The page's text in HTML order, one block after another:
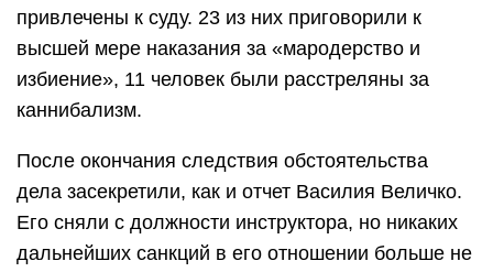
привлечены к суду. 23 из них приговорили к
высшей мере наказания за «мародерство и
избиение», 11 человек были расстреляны за
каннибализм.
После окончания следствия обстоятельства
дела засекретили, как и отчет Василия Величко.
Его сняли с должности инструктора, но никаких
дальнейших санкций в его отношении больше не